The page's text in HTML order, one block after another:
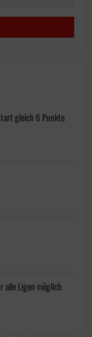
gleich 6 Punkte
alle Ligen möglich